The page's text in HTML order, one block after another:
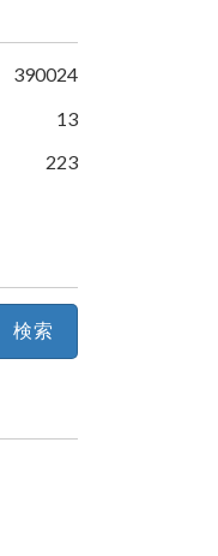
390024
13
223